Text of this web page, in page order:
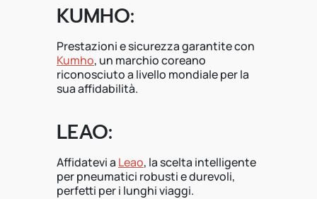
KUMHO:
Prestazioni e sicurezza garantite con
Kumho, un marchio coreano
riconosciuto a livello mondiale per la
sua affidabilità.
LEAO:
Affidatevi a Leao, la scelta intelligente
per pneumatici robusti e durevoli,
perfetti per i lunghi viaggi.